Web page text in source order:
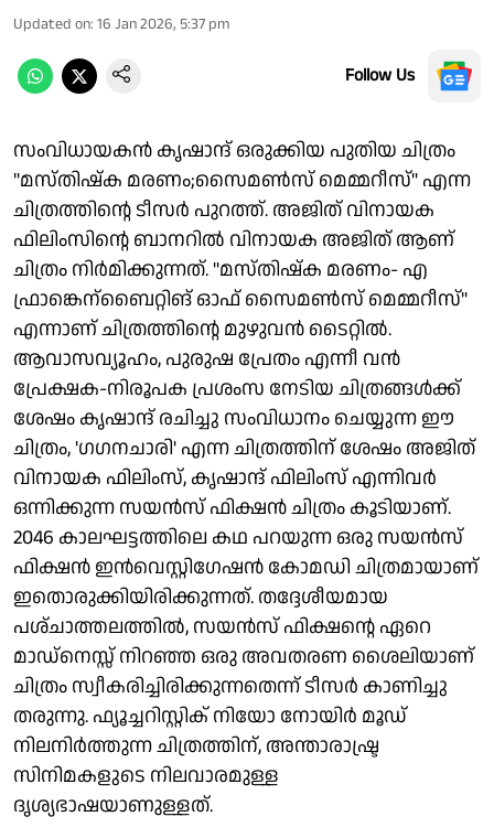
Updated on: 16 Jan 2026, 5:37 pm
Follow Us
സംവിധായകൻ കൃഷാന്ദ് ഒരുക്കിയ പുതിയ ചിത്രം
"മസ്തിഷ്ക മരണം;സൈമൺസ് മെമ്മറീസ്" എന്ന
ചിത്രത്തിൻ്റെ ടീസർ പുറത്ത്. അജിത് വിനായക
ഫിലിംസിൻ്റെ ബാനറിൽ വിനായക അജിത് ആണ്
ചിത്രം നിർമിക്കുന്നത്. "മസ്തിഷ്ക മരണം- എ
ഫ്രാങ്കെന്ബൈറ്റിങ് ഓഫ് സൈമൺസ് മെമ്മറീസ്"
എന്നാണ് ചിത്രത്തിൻ്റെ മുഴുവൻ ടൈറ്റിൽ.
ആവാസവ്യൂഹം, പുരുഷ പ്രേതം എന്നീ വൻ
പ്രേക്ഷക-നിരൂപക പ്രശംസ നേടിയ ചിത്രങ്ങൾക്ക്
ശേഷം കൃഷാന്ദ് രചിച്ചു സംവിധാനം ചെയ്യുന്ന ഈ
ചിത്രം, 'ഗഗനചാരി' എന്ന ചിത്രത്തിന് ശേഷം അജിത്
വിനായക ഫിലിംസ്, കൃഷാന്ദ് ഫിലിംസ് എന്നിവർ
ഒന്നിക്കുന്ന സയൻസ് ഫിക്ഷൻ ചിത്രം കൂടിയാണ്.
2046 കാലഘട്ടത്തിലെ കഥ പറയുന്ന ഒരു സയൻസ്
ഫിക്ഷൻ ഇൻവെസ്റ്റിഗേഷൻ കോമഡി ചിത്രമായാണ്
ഇതൊരുക്കിയിരിക്കുന്നത്. തദ്ദേശീയമായ
പശ്‌ചാത്തലത്തിൽ, സയൻസ് ഫിക്ഷൻ്റെ ഏറെ
മാഡ്‌നെസ്സ് നിറഞ്ഞ ഒരു അവതരണ ശൈലിയാണ്
ചിത്രം സ്വീകരിച്ചിരിക്കുന്നതെന്ന് ടീസർ കാണിച്ചു
തരുന്നു. ഫ്യൂച്ചറിസ്റ്റിക് നിയോ നോയിർ മൂഡ്
നിലനിർത്തുന്ന ചിത്രത്തിന്, അന്താരാഷ്ട്ര
സിനിമകളുടെ നിലവാരമുള്ള
ദൃശ്യഭാഷയാണുള്ളത്.